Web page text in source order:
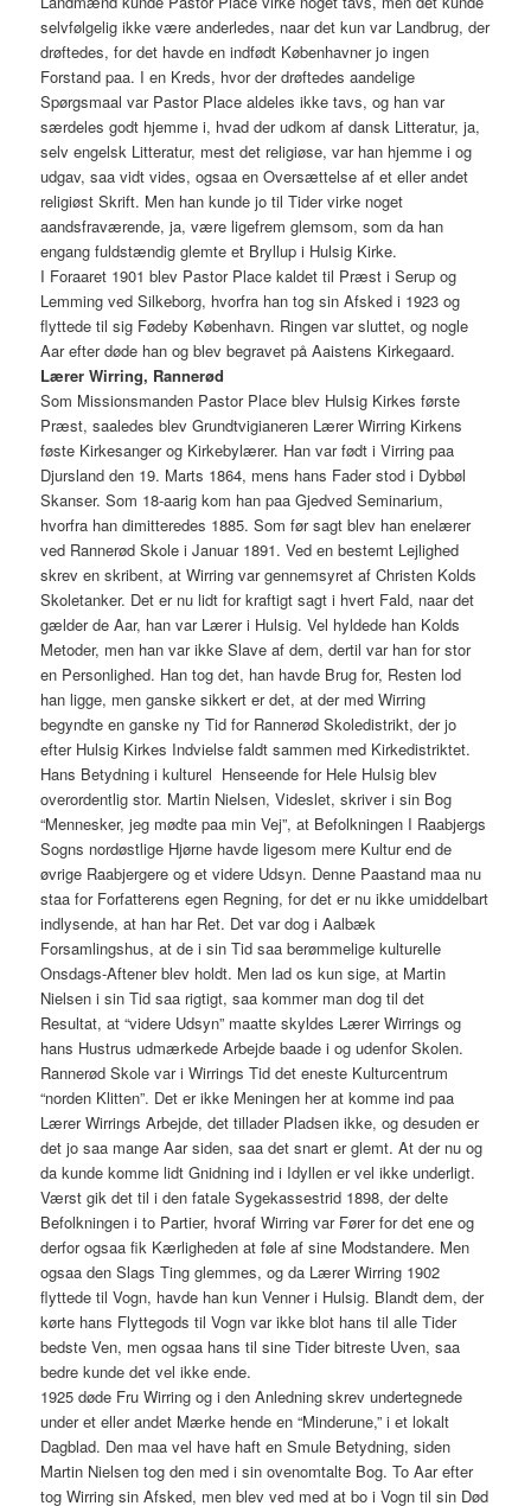
selvfølgelig ikke være anderledes, naar det kun var Landbrug, der
drøftedes, for det havde en indfødt Københavner jo ingen
Forstand paa. I en Kreds, hvor der drøftedes aandelige
Spørgsmaal var Pastor Place aldeles ikke tavs, og han var
særdeles godt hjemme i, hvad der udkom af dansk Litteratur, ja,
selv engelsk Litteratur, mest det religiøse, var han hjemme i og
udgav, saa vidt vides, ogsaa en Oversættelse af et eller andet
religiøst Skrift. Men han kunde jo til Tider virke noget
aandsfraværende, ja, være ligefrem glemsom, som da han
engang fuldstændig glemte et Bryllup i Hulsig Kirke.
I Foraaret 1901 blev Pastor Place kaldet til Præst i Serup og
Lemming ved Silkeborg, hvorfra han tog sin Afsked i 1923 og
flyttede til sig Fødeby København. Ringen var sluttet, og nogle
Aar efter døde han og blev begravet på Aaistens Kirkegaard.
Lærer Wirring, Rannerød
Som Missionsmanden Pastor Place blev Hulsig Kirkes første
Præst, saaledes blev Grundtvigianeren Lærer Wirring Kirkens
føste Kirkesanger og Kirkebylærer. Han var født i Virring paa
Djursland den 19. Marts 1864, mens hans Fader stod i Dybbøl
Skanser. Som 18-aarig kom han paa Gjedved Seminarium,
hvorfra han dimitteredes 1885. Som før sagt blev han enelærer
ved Rannerød Skole i Januar 1891. Ved en bestemt Lejlighed
skrev en skribent, at Wirring var gennemsyret af Christen Kolds
Skoletanker. Det er nu lidt for kraftigt sagt i hvert Fald, naar det
gælder de Aar, han var Lærer i Hulsig. Vel hyldede han Kolds
Metoder, men han var ikke Slave af dem, dertil var han for stor
en Personlighed. Han tog det, han havde Brug for, Resten lod
han ligge, men ganske sikkert er det, at der med Wirring
begyndte en ganske ny Tid for Rannerød Skoledistrikt, der jo
efter Hulsig Kirkes Indvielse faldt sammen med Kirkedistriktet.
Hans Betydning i kulturel Henseende for Hele Hulsig blev
overordentlig stor. Martin Nielsen, Videslet, skriver i sin Bog
“Mennesker, jeg mødte paa min Vej”, at Befolkningen I Raabjergs
Sogns nordøstlige Hjørne havde ligesom mere Kultur end de
øvrige Raabjergere og et videre Udsyn. Denne Paastand maa nu
staa for Forfatterens egen Regning, for det er nu ikke umiddelbart
indlysende, at han har Ret. Det var dog i Aalbæk
Forsamlingshus, at de i sin Tid saa berømmelige kulturelle
Onsdags-Aftener blev holdt. Men lad os kun sige, at Martin
Nielsen i sin Tid saa rigtigt, saa kommer man dog til det
Resultat, at “videre Udsyn” maatte skyldes Lærer Wirrings og
hans Hustrus udmærkede Arbejde baade i og udenfor Skolen.
Rannerød Skole var i Wirrings Tid det eneste Kulturcentrum
“norden Klitten”. Det er ikke Meningen her at komme ind paa
Lærer Wirrings Arbejde, det tillader Pladsen ikke, og desuden er
det jo saa mange Aar siden, saa det snart er glemt. At der nu og
da kunde komme lidt Gnidning ind i Idyllen er vel ikke underligt.
Værst gik det til i den fatale Sygekassestrid 1898, der delte
Befolkningen i to Partier, hvoraf Wirring var Fører for det ene og
derfor ogsaa fik Kærligheden at føle af sine Modstandere. Men
ogsaa den Slags Ting glemmes, og da Lærer Wirring 1902
flyttede til Vogn, havde han kun Venner i Hulsig. Blandt dem, der
kørte hans Flyttegods til Vogn var ikke blot hans til alle Tider
bedste Ven, men ogsaa hans til sine Tider bitreste Uven, saa
bedre kunde det vel ikke ende.
1925 døde Fru Wirring og i den Anledning skrev undertegnede
under et eller andet Mærke hende en “Minderune,” i et lokalt
Dagblad. Den maa vel have haft en Smule Betydning, siden
Martin Nielsen tog den med i sin ovenomtalte Bog. To Aar efter
tog Wirring sin Afsked, men blev ved med at bo i Vogn til sin Død